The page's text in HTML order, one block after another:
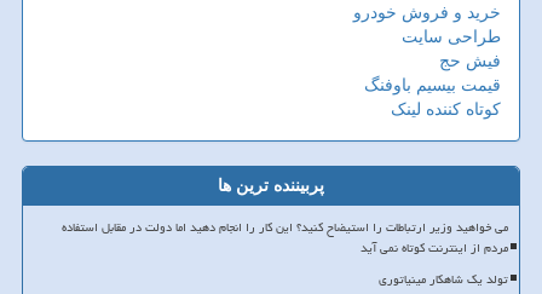
خرید و فروش خودرو
طراحی سایت
فیش حج
قیمت بیسیم باوفنگ
کوتاه کننده لینک
پربیننده ترین ها
می خواهید وزیر ارتباطات را استیضاح کنید؟ این کار را انجام دهید اما دولت در مقابل استفاده
مردم از اینترنت کوتاه نمی آید
تولد یک شاهکار مینیاتوری